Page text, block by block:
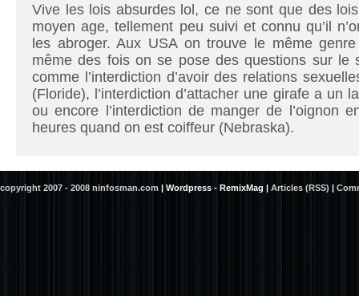
Vive les lois absurdes lol, ce ne sont que des
moyen age, tellement peu suivi et connu qu’il
les abroger. Aux USA on trouve le même
même des fois on se pose des questions sur le
comme l’interdiction d’avoir des relations
(Floride), l’interdiction d’attacher une girafe a un
ou encore l’interdiction de manger de l’oignon
heures quand on est coiffeur (Nebraska).
copyright 2007 - 2008 ninfosman.com | Wordpress - RemixMag | Articles (RSS) |